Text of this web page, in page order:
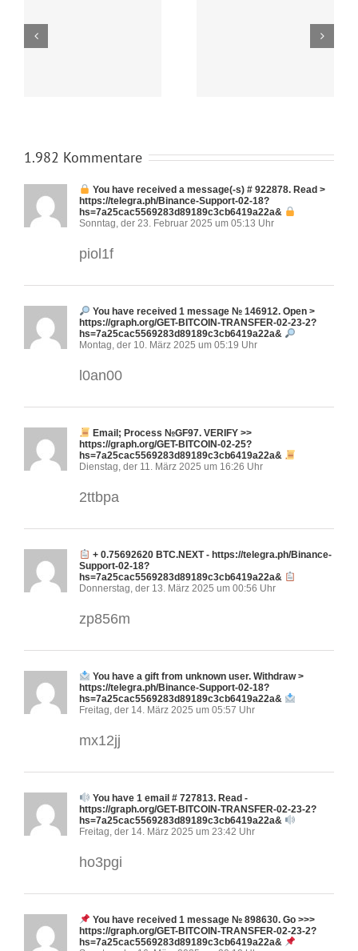
Sommersemester
1.982 Kommentare
You have received a message(-s) # 922878. Read >
https://telegra.ph/Binance-Support-02-18?
hs=7a25cac5569283d89189c3cb6419a22a&
Sonntag, der 23. Februar 2025 um 05:13 Uhr
piol1f
You have received 1 message № 146912. Open >
https://graph.org/GET-BITCOIN-TRANSFER-02-23-2?
hs=7a25cac5569283d89189c3cb6419a22a&
Montag, der 10. März 2025 um 05:19 Uhr
l0an00
Email; Process №GF97. VERIFY >>
https://graph.org/GET-BITCOIN-02-25?
hs=7a25cac5569283d89189c3cb6419a22a&
Dienstag, der 11. März 2025 um 16:26 Uhr
2ttbpa
+ 0.75692620 BTC.NEXT - https://telegra.ph/Binance-
Support-02-18?
hs=7a25cac5569283d89189c3cb6419a22a&
Donnerstag, der 13. März 2025 um 00:56 Uhr
zp856m
You have a gift from unknown user. Withdrаw >
https://telegra.ph/Binance-Support-02-18?
hs=7a25cac5569283d89189c3cb6419a22a&
Freitag, der 14. März 2025 um 05:57 Uhr
mx12jj
You have 1 email # 727813. Read -
https://graph.org/GET-BITCOIN-TRANSFER-02-23-2?
hs=7a25cac5569283d89189c3cb6419a22a&
Freitag, der 14. März 2025 um 23:42 Uhr
ho3pgi
You have received 1 message № 898630. Go >>>
https://graph.org/GET-BITCOIN-TRANSFER-02-23-2?
hs=7a25cac5569283d89189c3cb6419a22a&